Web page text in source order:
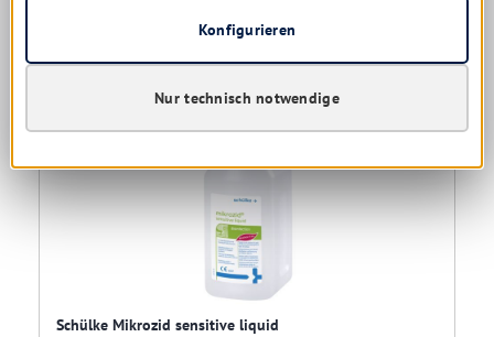
Schülke Mikrozid sensitive liquid
Nur technisch notwendige
Konfigurieren